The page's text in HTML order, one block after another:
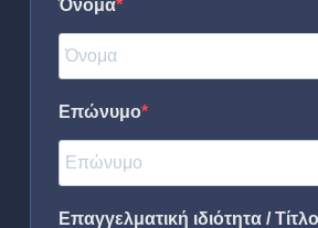
Όνομα
Επώνυμο
Επαγγελματική ιδιότητα /